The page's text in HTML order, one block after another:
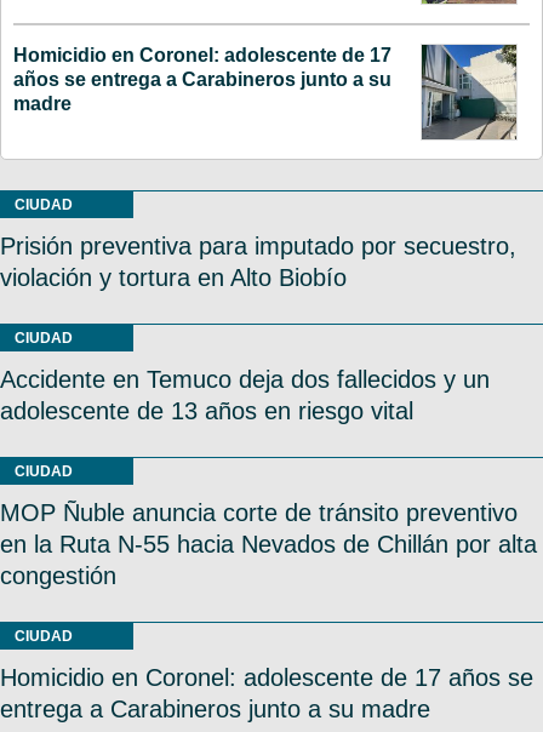
Homicidio en Coronel: adolescente de 17
años se entrega a Carabineros junto a su
madre
CIUDAD
Prisión preventiva para imputado por secuestro,
violación y tortura en Alto Biobío
CIUDAD
Accidente en Temuco deja dos fallecidos y un
adolescente de 13 años en riesgo vital
CIUDAD
MOP Ñuble anuncia corte de tránsito preventivo
en la Ruta N-55 hacia Nevados de Chillán por alta
congestión
CIUDAD
Homicidio en Coronel: adolescente de 17 años se
entrega a Carabineros junto a su madre